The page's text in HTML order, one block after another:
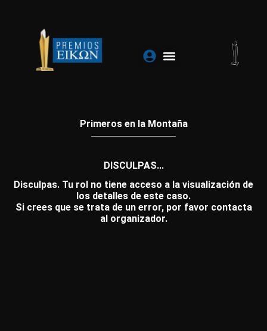
contenido
Primeros en la Montaña
DISCULPAS...
Disculpas. Tu rol no tiene acceso a la visualización de
los detalles de este caso.
Si crees que se trata de un error, por favor contacta
al organizador.